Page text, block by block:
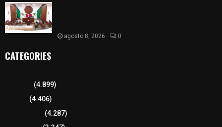
agosto 8, 2026 0
CATEGORIES
(4.899)
(4.406)
(4.287)